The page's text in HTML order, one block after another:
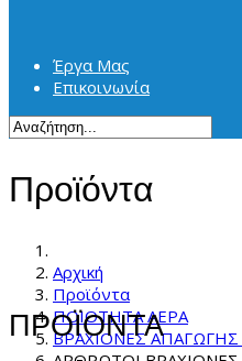
Έργα Μας
Επικοινωνία
Προϊόντα
Αρχική
Προϊόντα
ΠΟΙΟΤΗΤΑ ΑΕΡΑ
ΒΡΑΧΙΟΝΕΣ ΑΠΑΓΩΓΗΣ
ΠΡΟΪΟΝΤΑ